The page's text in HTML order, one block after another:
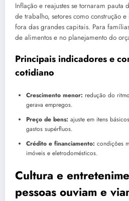
Inflação e reajustes se tornaram
de trabalho, setores como construção
fora das grandes capitais. Para
de alimentos e no planejamento do
Principais indicadores e
cotidiano
Crescimento menor: redução do
gerava empregos.
Preço de bens: ajuste em itens
gastos supérfluos.
Crédito e financiamento: condições
imóveis e eletrodomésticos.
Cultura e
pessoas ouviam e